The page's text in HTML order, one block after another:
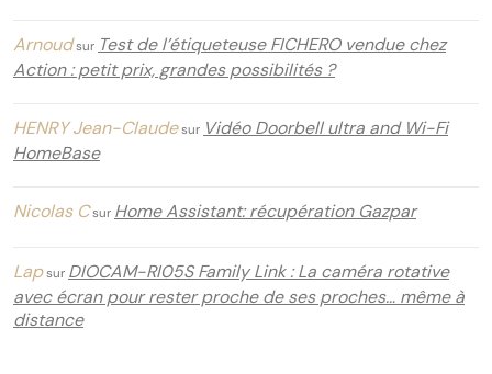
Arnoudsur Test de l’étiqueteuse FICHERO vendue chez
Action : petit prix, grandes possibilités ?
HENRY Jean-Claudesur Vidéo Doorbell ultra and Wi-Fi
HomeBase
Nicolas Csur Home Assistant: récupération Gazpar
Lapsur DIOCAM-RI05S Family Link : La caméra rotative
avec écran pour rester proche de ses proches… même à
distance